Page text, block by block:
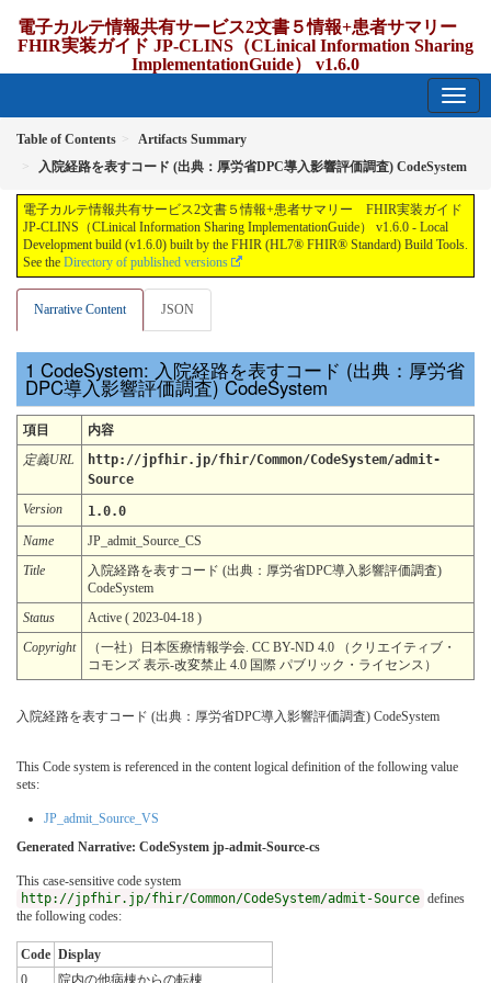
電子カルテ情報共有サービス2文書５情報+患者サマリー
FHIR実装ガイド JP-CLINS（CLinical Information Sharing
ImplementationGuide） v1.6.0
Table of Contents
Artifacts Summary
入院経路を表すコード (出典：厚労省DPC導入影響評価調査) CodeSystem
電子カルテ情報共有サービス2文書５情報+患者サマリー FHIR実装ガイド
JP-CLINS（CLinical Information Sharing ImplementationGuide） v1.6.0 - Local
Development build (v1.6.0) built by the FHIR (HL7® FHIR® Standard) Build Tools.
See the Directory of published versions
Narrative Content JSON
CodeSystem: 入院経路を表すコード (出典：厚労省
DPC導入影響評価調査) CodeSystem
項目
内容
定義URL
http://jpfhir.jp/fhir/Common/CodeSystem/admit-
Source
Version
1.0.0
Name
JP_admit_Source_CS
Title
入院経路を表すコード (出典：厚労省DPC導入影響評価調査)
CodeSystem
Status
Active ( 2023-04-18 )
Copyright
（一社）日本医療情報学会. CC BY-ND 4.0 （クリエイティブ・
コモンズ 表示-改変禁止 4.0 国際 パブリック・ライセンス）
入院経路を表すコード (出典：厚労省DPC導入影響評価調査) CodeSystem
This Code system is referenced in the content logical definition of the following value
sets:
JP_admit_Source_VS
Generated Narrative: CodeSystem jp-admit-Source-cs
This case-sensitive code system
http://jpfhir.jp/fhir/Common/CodeSystem/admit-Source defines
the following codes:
Code Display
0
院内の他病棟からの転棟